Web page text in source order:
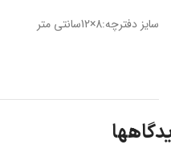
سایز دفترچه:8×12سانتی متر